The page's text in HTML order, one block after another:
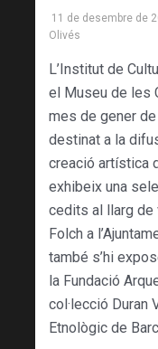
11 de desembre de
Olivés
L’Institut de
el Museu de les
mes de gener
destinat a la
creació artística
exhibeix una
cedits al llarg de
Folch a
també s’hi
la Fundació
col·lecció Duran
Etnològic de